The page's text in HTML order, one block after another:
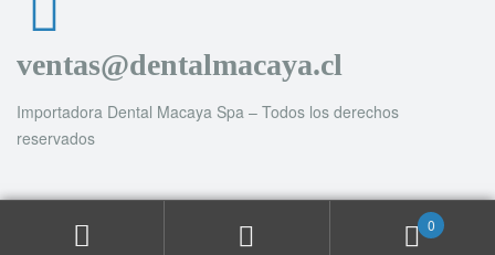
ventas@dentalmacaya.cl
Importadora Dental Macaya Spa – Todos los derechos
reservados
0